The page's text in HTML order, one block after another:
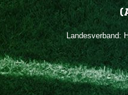
Landesverband: